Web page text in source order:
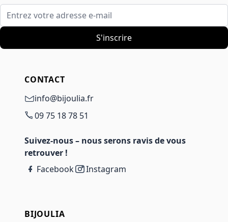
Entrez votre adresse e-mail
S'inscrire
CONTACT
info@bijoulia.fr
09 75 18 78 51
Suivez-nous – nous serons ravis de vous
retrouver !
Facebook
Instagram
BIJOULIA